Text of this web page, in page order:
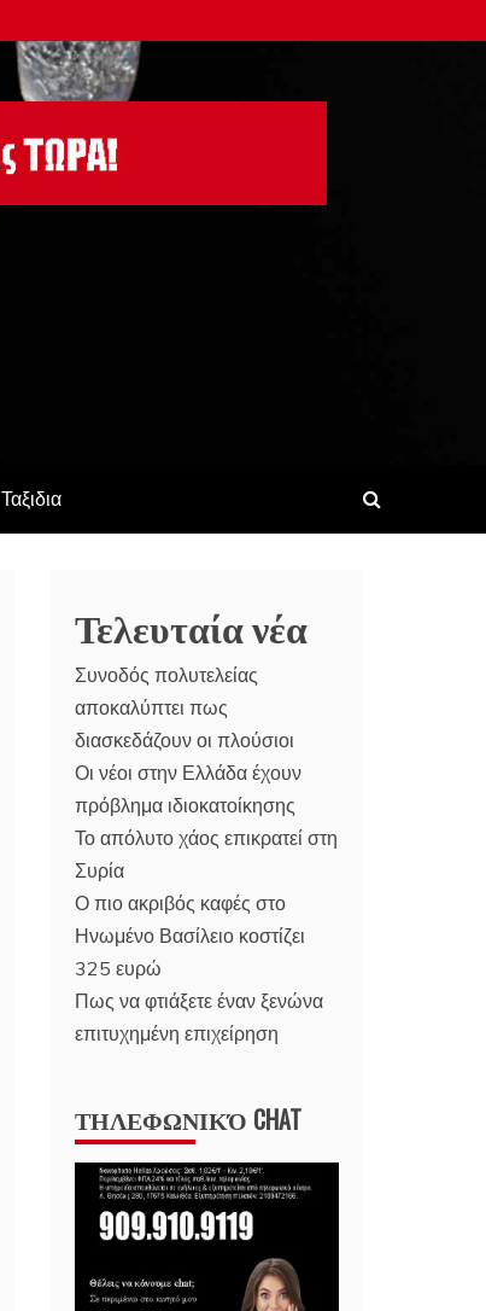
Ταξιδια
Τελευταία νέα
Συνοδός πολυτελείας
αποκαλύπτει πως
διασκεδάζουν οι πλούσιοι
Οι νέοι στην Ελλάδα έχουν
πρόβλημα ιδιοκατοίκησης
Το απόλυτο χάος επικρατεί στη
Συρία
Ο πιο ακριβός καφές στο
Ηνωμένο Βασίλειο κοστίζει
325 ευρώ
Πως να φτιάξετε έναν ξενώνα
επιτυχημένη επιχείρηση
ΤΗΛΕΦΩΝΙΚΌ CHAT